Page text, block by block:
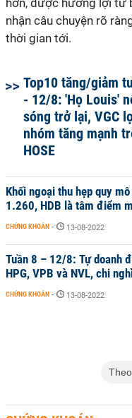
hơn, được hưởng lợi từ
nhận câu chuyện rõ
thời gian tới.
Top10 tăng/giảm
- 12/8: 'Họ Louis'
sóng trở lại, VGC
nhóm tăng mạnh
HOSE
Khối ngoại thu hẹp quy
1.260, HDB là tâm điểm
CHỨNG KHOÁN - 13-08-2022
Tuần 8 – 12/8: Tự doanh
HPG, VPB và NVL, chi
CHỨNG KHOÁN - 13-08-2022
Theo